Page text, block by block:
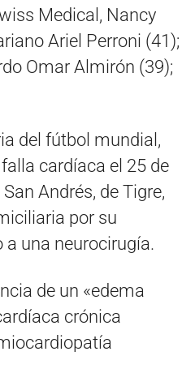
Medical, Nancy
Ariel Perroni (41);
Omar Almirón (39);
del fútbol mundial,
cardíaca el 25 de
Andrés, de Tigre,
por su
una neurocirugía.
de un «edema
crónica